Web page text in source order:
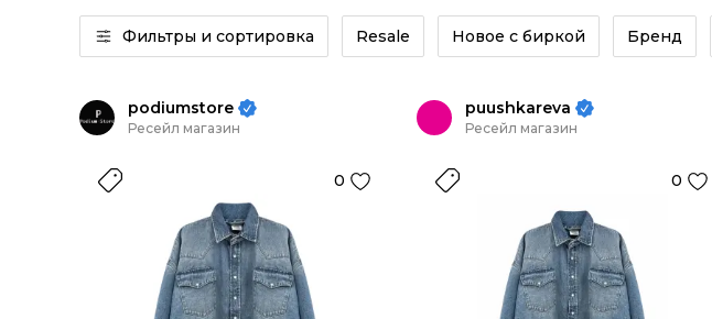
Фильтры и сортировка Resale Новое с биркой Бренд
podiumstore
Ресейл магазин
0
puushkareva
Ресейл магазин
0